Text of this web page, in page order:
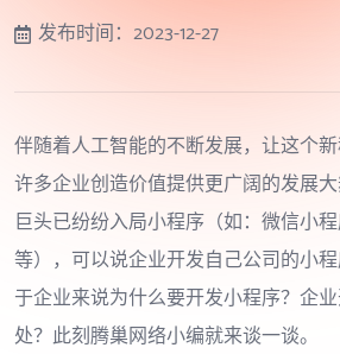
发布时间： 2023-12-27
伴随着人工智能的不断发展，让这个
许多企业创造价值提供更广阔的发展
巨头已纷纷入局小程序（如：微信小
等），可以说企业开发自己公司的小
于企业来说为什么要开发小程序？企
处？此刻腾巢网络小编就来谈一谈。